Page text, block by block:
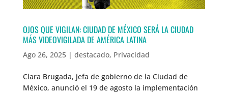
OJOS QUE VIGILAN: CIUDAD DE MÉXICO SERÁ LA CIUDAD
MÁS VIDEOVIGILADA DE AMÉRICA LATINA
Ago 26, 2025| destacado, Privacidad
Clara Brugada, jefa de gobierno de la Ciudad de
México, anunció el 19 de agosto la implementación